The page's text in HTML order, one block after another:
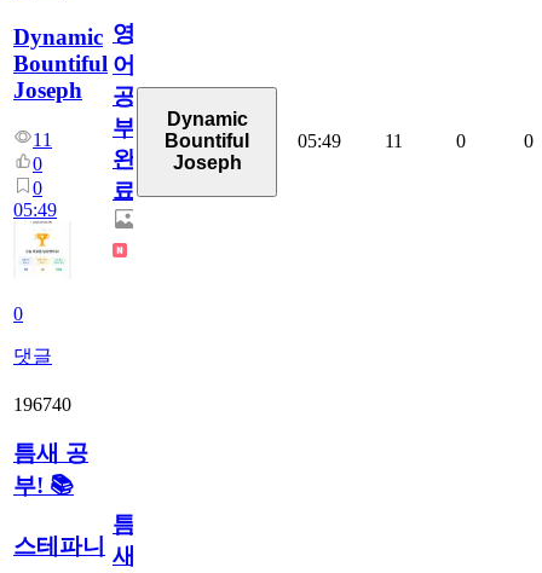
Dynamic
Bountiful
Joseph
11
0
0
05:49
0
댓글
영
어
공
부
완
료
Dynamic
Bountiful
Joseph
05:49 11 0 0
196740
틈새 공
부! 📚
스테파니
틈
새